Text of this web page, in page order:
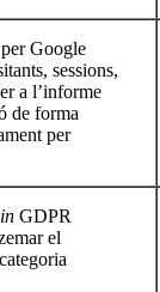
Google
sessions,
a l’informe
de forma
per
GDPR
el